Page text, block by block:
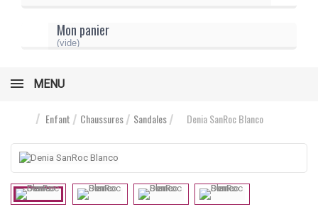
Mon panier
(vide)
MENU
Enfant Chaussures Sandales Denia SanRoc Blanco